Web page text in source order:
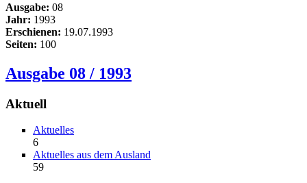
Ausgabe: 08
Jahr: 1993
Erschienen: 19.07.1993
Seiten: 100
Ausgabe 08 / 1993
Aktuell
Aktuelles
6
Aktuelles aus dem Ausland
59